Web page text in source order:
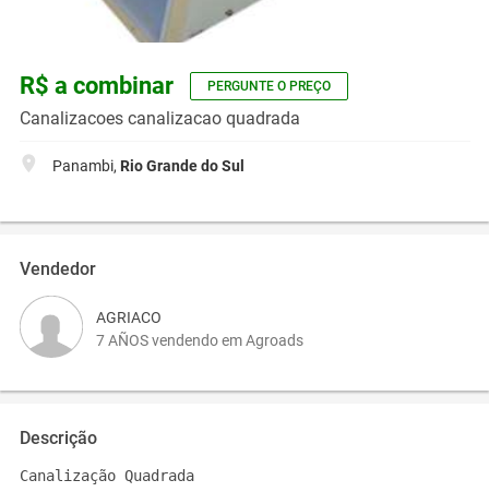
R$ a combinar PERGUNTE O PREÇO
Canalizacoes canalizacao quadrada
Panambi, Rio Grande do Sul
Vendedor
AGRIACO
7 AÑOS vendendo em Agroads
Descrição
Canalização Quadrada